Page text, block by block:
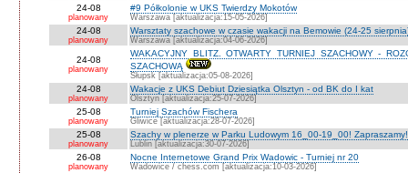
24-08
planowany
#9 Półkolonie w UKS Twierdzy Mokotów
Warszawa [aktualizacja:15-05-2026]
24-08
planowany
Warsztaty szachowe w czasie wakacji na Bemowie (24-25
Warszawa [aktualizacja:04-06-2026]
24-08
planowany
WAKACYJNY BLITZ. OTWARTY TURNIEJ SZACHOWY -
SZACHOWĄ
Słupsk [aktualizacja:05-08-2026]
24-08
planowany
Wakacje z UKS Debiut Dziesiątka Olsztyn - od BK do I kat
Olsztyn [aktualizacja:25-07-2026]
25-08
planowany
Turniej Szachów Fischera
Gliwice [aktualizacja:28-07-2026]
25-08
planowany
Szachy w plenerze w Parku Ludowym 16_00-19_00! Zapraszamy!
Lublin [aktualizacja:30-07-2026]
26-08
planowany
Nocne Internetowe Grand Prix Wadowic - Turniej nr 20
Wadowice / chess.com [aktualizacja:10-03-2026]